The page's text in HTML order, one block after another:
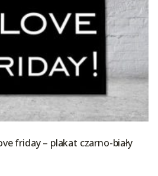
friday – plakat czarno-biały